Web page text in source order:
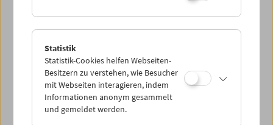
PROGRAMM ÜBERBLICK
Statistik
Statistik-Cookies helfen Webseiten-
Besitzern zu verstehen, wie Besucher
mit Webseiten interagieren, indem
Informationen anonym gesammelt
und gemeldet werden.